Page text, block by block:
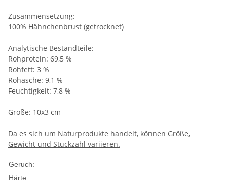
Zusammensetzung:
100% Hähnchenbrust (getrocknet)
Analytische Bestandteile:
Rohprotein: 69,5 %
Rohfett: 3 %
Rohasche: 9,1 %
Feuchtigkeit: 7,8 %
Größe: 10x3 cm
Da es sich um Naturprodukte handelt, können Größe,
Gewicht und Stückzahl variieren.
Geruch:
Härte: